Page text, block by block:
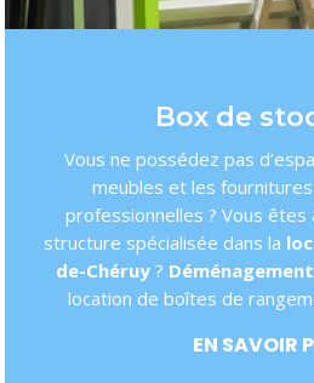
Box de
Vous ne possédez pas
meubles et les
professionnelles ? Vous êtes
structure spécialisée dans la
de-Chéruy ?
location de boîtes de
EN SAVOIR